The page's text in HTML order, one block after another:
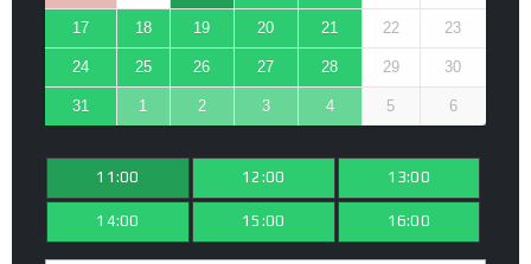
17 18 19 20 21 22 23
24 25 26 27 28 29 30
31 1 2 3 4 5 6
11:00 12:00 13:00
14:00 15:00 16:00